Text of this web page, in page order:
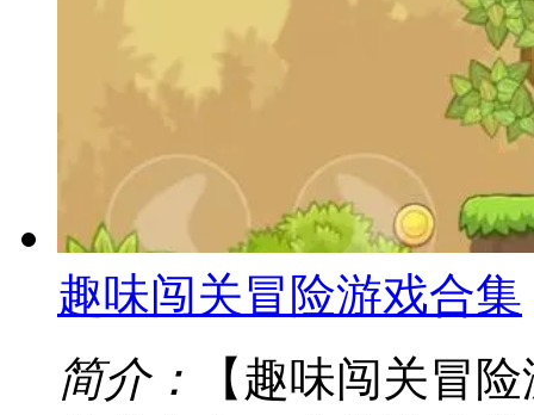
趣味闯关冒险游戏合集
简介：
【趣味闯关冒